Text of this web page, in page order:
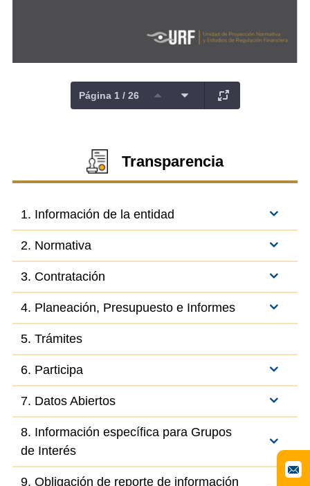
Página 1 / 26
Transparencia
1. Información de la entidad
2. Normativa
3. Contratación
4. Planeación, Presupuesto e Informes
5. Trámites
6. Participa
7. Datos Abiertos
8. Información específica para Grupos
de Interés
9. Obligación de reporte de información